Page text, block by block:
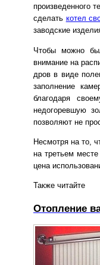
произведенного
сделать котел
заводские
Чтобы можно
внимание на
дров в виде
заполнение
благодаря
недогоревшую
позволяют не
Несмотря на то,
на третьем
цена
Также читайте
Отопление